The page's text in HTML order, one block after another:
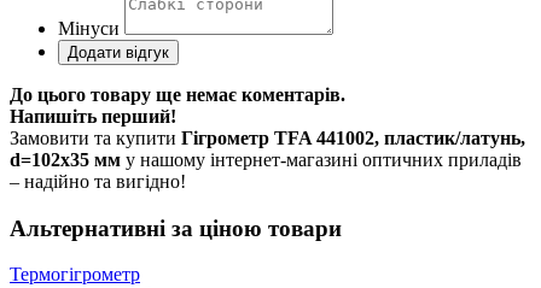
Мінуси
До цього товару ще немає коментарів.
Напишіть перший!
Замовити та купити Гігрометр TFA 441002, пластик/латунь,
d=102х35 мм у нашому інтернет-магазині оптичних приладів
– надійно та вигідно!
Альтернативні за ціною товари
Термогігрометр